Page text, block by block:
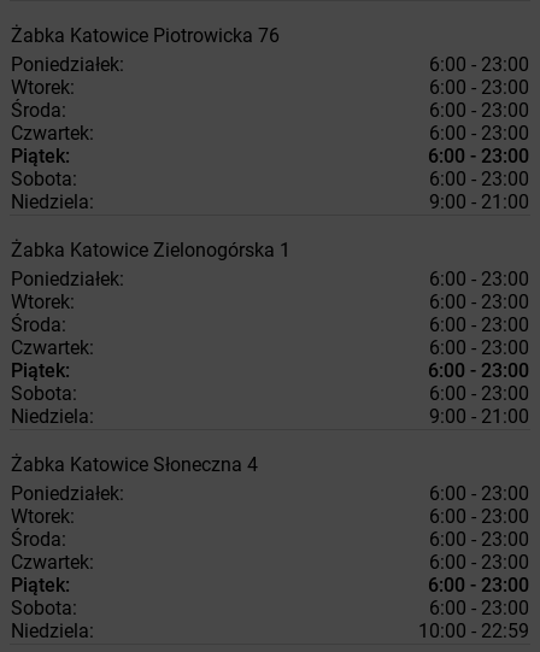
Żabka Katowice Piotrowicka 76
Poniedziałek:
6:00 - 23:00
Wtorek:
6:00 - 23:00
Środa:
6:00 - 23:00
Czwartek:
6:00 - 23:00
Piątek:
6:00 - 23:00
Sobota:
6:00 - 23:00
Niedziela:
9:00 - 21:00
Żabka Katowice Zielonogórska 1
Poniedziałek:
6:00 - 23:00
Wtorek:
6:00 - 23:00
Środa:
6:00 - 23:00
Czwartek:
6:00 - 23:00
Piątek:
6:00 - 23:00
Sobota:
6:00 - 23:00
Niedziela:
9:00 - 21:00
Żabka Katowice Słoneczna 4
Poniedziałek:
6:00 - 23:00
Wtorek:
6:00 - 23:00
Środa:
6:00 - 23:00
Czwartek:
6:00 - 23:00
Piątek:
6:00 - 23:00
Sobota:
6:00 - 23:00
Niedziela:
10:00 - 22:59